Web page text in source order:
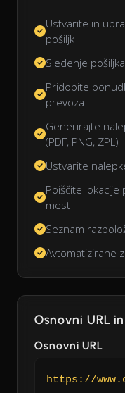
Ustvarite in
pošiljk
Sledenje
Pridobite
prevoza
Generirajte
(PDF, PNG, ZPL)
Ustvarite
Poiščite
mest
Seznam
Avtomatizirane
Osnovni URL
Osnovni URL
https://